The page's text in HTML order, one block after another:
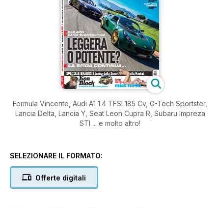
Formula Vincente, Audi A1 1.4 TFSI 185 Cv, G-Tech Sportster,
Lancia Delta, Lancia Y, Seat Leon Cupra R, Subaru Impreza
STI ... e molto altro!
SELEZIONARE IL FORMATO:
Offerte digitali